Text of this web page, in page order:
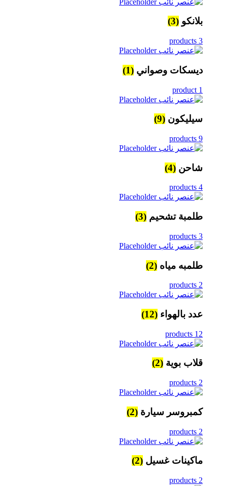
بلانكو (3)
3 products
ديسكات وصواني (1)
1 product
سيليكون (9)
9 products
شاحن (4)
4 products
طلمبة تشحيم (3)
3 products
طلمبه مياه (2)
2 products
عدد بالهواء (12)
12 products
قلاب بوية (2)
2 products
كمبروسر سيارة (2)
2 products
ماكينات غسيل (2)
2 products